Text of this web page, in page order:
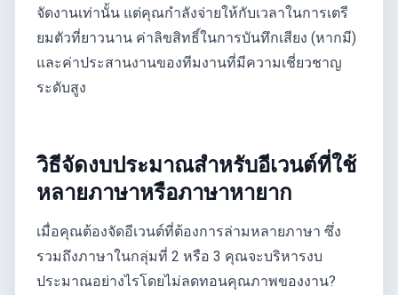
จัดงานเท่านั้น แต่คุณกำลังจ่ายให้กับเวลาในการเตรี
ยมตัวที่ยาวนาน ค่าลิขสิทธิ์ในการบันทึกเสียง (หากมี)
และค่าประสานงานของทีมงานที่มีความเชี่ยวชาญ
ระดับสูง
วิธีจัดงบประมาณสำหรับอีเวนต์ที่ใช้
หลายภาษาหรือภาษาหายาก
เมื่อคุณต้องจัดอีเวนต์ที่ต้องการล่ามหลายภาษา ซึ่ง
รวมถึงภาษาในกลุ่มที่ 2 หรือ 3 คุณจะบริหารงบ
ประมาณอย่างไรโดยไม่ลดทอนคุณภาพของงาน?